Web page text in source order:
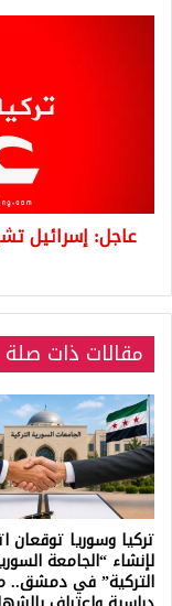
وتحذر
نظام
عاجل: إسرائيل
مقالات ذات صلة
تركيا وسوريا توقعان
لإنشاء “الجامعة
التركية” في دمشق..